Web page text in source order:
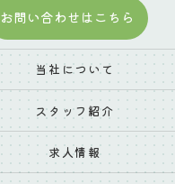
お問い合わせはこちら
当社について
スタッフ紹介
求人情報